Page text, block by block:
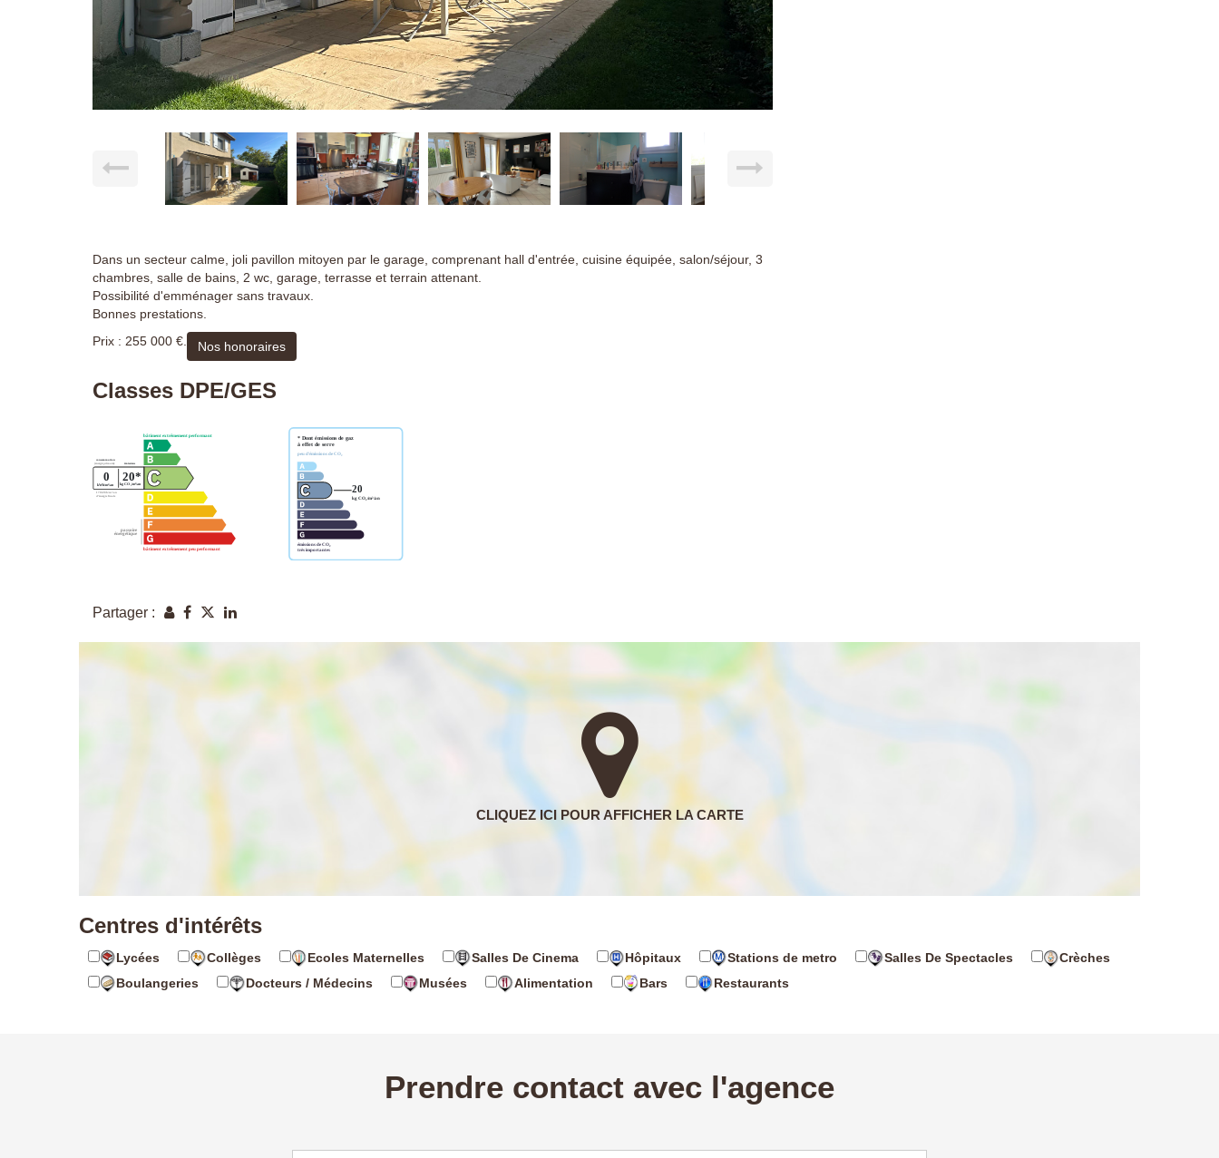
Dans un secteur calme, joli pavillon mitoyen par le garage, comprenant hall d'entrée, cuisine équipée, salon/séjour, 3
chambres, salle de bains, 2 wc, garage, terrasse et terrain attenant.
Possibilité d'emménager sans travaux.
Bonnes prestations.
Prix : 255 000 €.
Nos honoraires
Classes DPE/GES
Partager :
Centres d'intérêts
Lycées Collèges Ecoles Maternelles Salles De Cinema Hôpitaux Stations de metro Salles De Spectacles
Crèches
Boulangeries
Docteurs / Médecins Musées Alimentation Bars Restaurants
Prendre contact avec l'agence